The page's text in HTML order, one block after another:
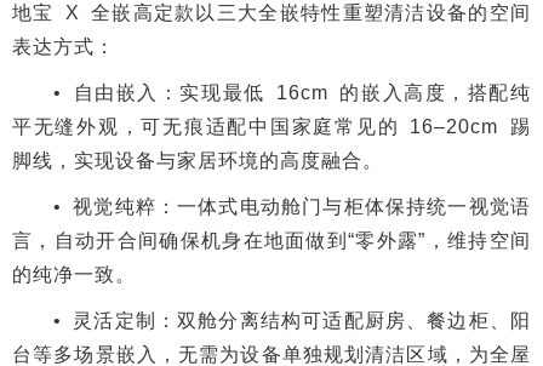
地宝 X 全嵌高定款以三大全嵌特性重塑清洁设备的空间
表达方式：
• 自由嵌入：实现最低 16cm 的嵌入高度，搭配纯
平无缝外观，可无痕适配中国家庭常见的 16–20cm 踢
脚线，实现设备与家居环境的高度融合。
• 视觉纯粹：一体式电动舱门与柜体保持统一视觉语
言，自动开合间确保机身在地面做到“零外露”，维持空间
的纯净一致。
• 灵活定制：双舱分离结构可适配厨房、餐边柜、阳
台等多场景嵌入，无需为设备单独规划清洁区域，为全屋